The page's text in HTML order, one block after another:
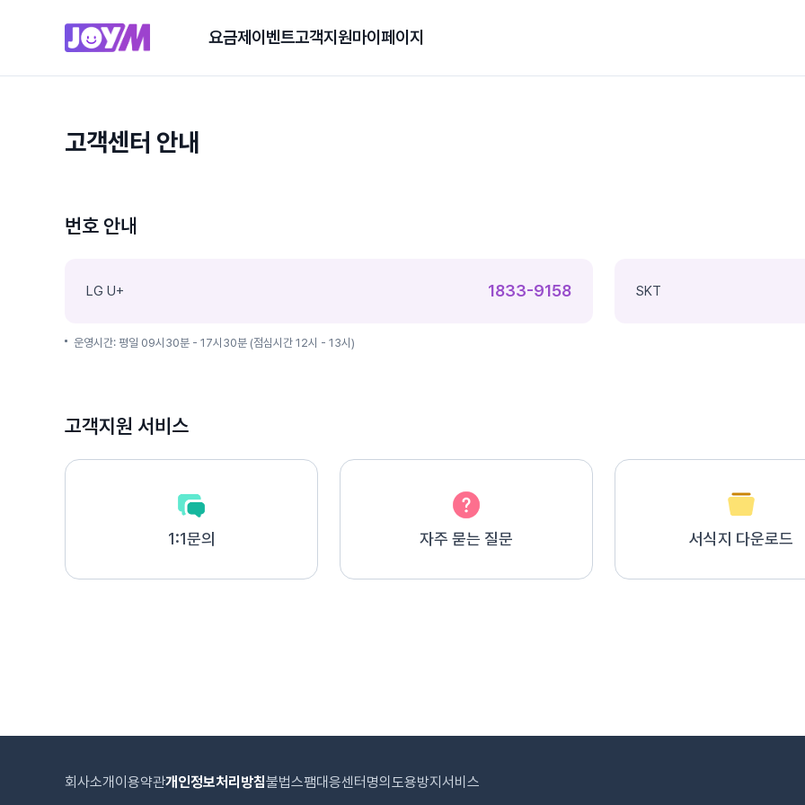
요금제 이벤트고객지원마이페이지
고객센터 안내
번호 안내
LG U+ 1833-9158 SKT
운영시간: 평일 09시30분 - 17시30분 (점심시간 12시 - 13시)
고객지원 서비스
1:1문의 자주 묻는 질문 서식지 다운로드
회사소개 이용약관개인정보처리방침불법스팸대응센터 명의도용방지서비스